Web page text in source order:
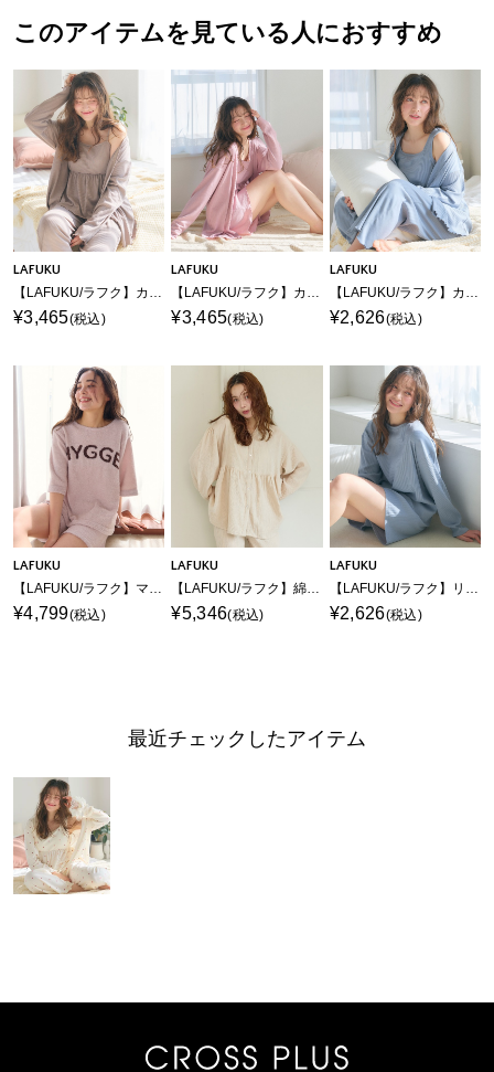
このアイテムを見ている人におすすめ
LAFUKU
【LAFUKU/ラフク】カップ付きワッフルキャミソール&フレアパンツルームウェア3点SET
¥3,465(税込)
LAFUKU
【LAFUKU/ラフク】カップ付きワッフルショートパンツ3点SET/ルームウェア
¥3,465(税込)
LAFUKU
【LAFUKU/ラフク】カップ付きタンクトップルームウェア3点SET
¥2,626(税込)
LAFUKU
【LAFUKU/ラフク】マシュマロタッチロゴジャガード半袖プルオーバー&ショートパンツSET（ルームウェア/パジャマ）
¥4,799(税込)
LAFUKU
【LAFUKU/ラフク】綿100％ゆったり柔らかダブルガーゼパジャマ《上下セット》◆新色◆
¥5,346(税込)
LAFUKU
【LAFUKU/ラフク】リブテレコルームウェア3点セット（ロング丈＆ショート丈パンツ）
¥2,626(税込)
最近チェックしたアイテム